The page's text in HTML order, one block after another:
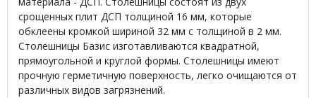
срощенных плит ДСП толщиной 16 мм, которые
обклеены кромкой шириной 32 мм с толщиной в 2 мм.
Столешницы Базис изготавливаются квадратной,
прямоугольной и круглой формы. Столешницы имеют
прочную герметичную поверхность, легко очищаются от
различных видов загрязнений.